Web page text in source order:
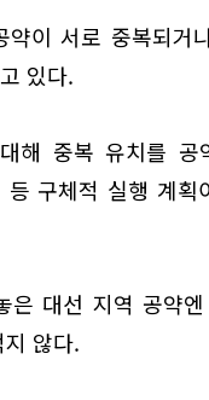
이 서로 중복되거
있다.
해 중복 유치를
구체적 실행 계획
은 대선 지역 공약
않다.